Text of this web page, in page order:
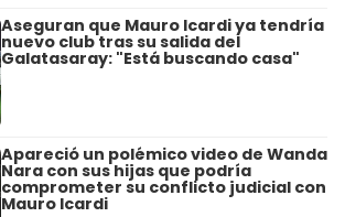
Aseguran que Mauro Icardi ya tendría
nuevo club tras su salida del
Galatasaray: "Está buscando casa"
Apareció un polémico video de Wanda
Nara con sus hijas que podría
comprometer su conflicto judicial con
Mauro Icardi